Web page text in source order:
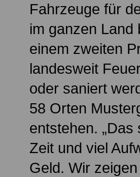
Fahrzeuge für
im ganzen Land
einem zweiten
landesweit
oder saniert
58 Orten
entstehen.
Zeit und viel
Geld. Wir